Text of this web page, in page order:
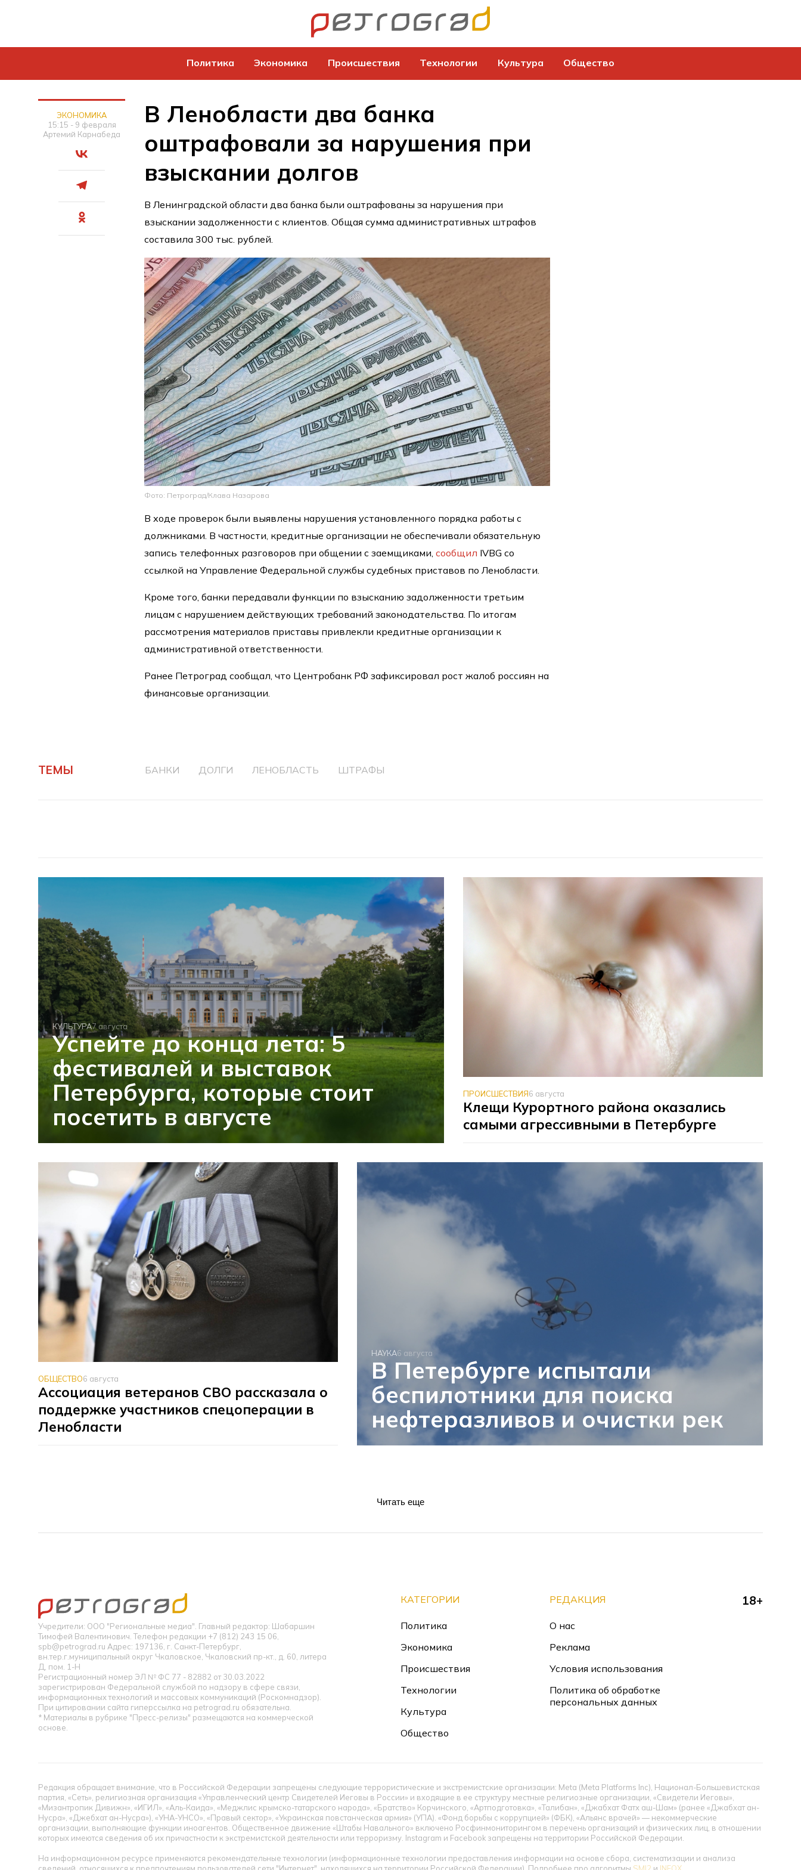
Политика Экономика Происшествия Технологии Культура Общество
ЭКОНОМИКА
15:15 - 9 февраля
Артемий Карнабеда
В Ленобласти два банка
оштрафовали за нарушения при
взыскании долгов
В Ленинградской области два банка были оштрафованы за нарушения при
взыскании задолженности с клиентов. Общая сумма административных штрафов
составила 300 тыс. рублей.
Фото: Петроград/Клава Назарова
В ходе проверок были выявлены нарушения установленного порядка работы с
должниками. В частности, кредитные организации не обеспечивали обязательную
запись телефонных разговоров при общении с заемщиками,сообщил IVBG со
ссылкой на Управление Федеральной службы судебных приставов по Ленобласти.
Кроме того, банки передавали функции по взысканию задолженности третьим
лицам с нарушением действующих требований законодательства. По итогам
рассмотрения материалов приставы привлекли кредитные организации к
административной ответственности.
Ранее Петроград сообщал, что Центробанк РФ зафиксировал рост жалоб россиян на
финансовые организации.
ТЕМЫ БАНКИ ДОЛГИ ЛЕНОБЛАСТЬ ШТРАФЫ
КУЛЬТУРА7 августа
Успейте до конца лета: 5
фестивалей и выставок
Петербурга, которые стоит
посетить в августе
ПРОИСШЕСТВИЯ6 августа
Клещи Курортного района оказались
самыми агрессивными в Петербурге
ОБЩЕСТВО6 августа
Ассоциация ветеранов СВО рассказала о
поддержке участников спецоперации в
Ленобласти
НАУКА6 августа
В Петербурге испытали
беспилотники для поиска
нефтеразливов и очистки рек
Читать еще
Учредители: ООО "Региональные медиа". Главный редактор: Шабаршин
Тимофей Валентинович. Телефон редакции +7 (812) 243 15 06,
spb@petrograd.ru Адрес: 197136, г. Санкт-Петербург,
вн.тер.г.муниципальный округ Чкаловское, Чкаловский пр-кт., д. 60, литера
Д, пом. 1-Н
Регистрационный номер ЭЛ № ФС 77 - 82882 от 30.03.2022
зарегистрирован Федеральной службой по надзору в сфере связи,
информационных технологий и массовых коммуникаций (Роскомнадзор).
При цитировании сайта гиперссылка на petrograd.ru обязательна.
* Материалы в рубрике "Пресс-релизы" размещаются на коммерческой
основе.
КАТЕГОРИИ
Политика
Экономика
Происшествия
Технологии
Культура
Общество
РЕДАКЦИЯ
О нас
Реклама
Условия использования
Политика об обработке
персональных данных
18+
Редакция обращает внимание, что в Российской Федерации запрещены следующие террористические и экстремистские организации: Meta (Meta Platforms Inc), Национал-Большевистская
партия, «Сеть», религиозная организация «Управленческий центр Свидетелей Иеговы в России» и входящие в ее структуру местные религиозные организации, «Свидетели Иеговы»,
«Мизантропик Дивижн», «ИГИЛ», «Аль-Каида», «Меджлис крымско-татарского народа», «Братство» Корчинского, «Артподготовка», «Талибан», «Джабхат Фатх аш-Шам» (ранее «Джабхат ан-
Нусра», «Джебхат ан-Нусра»), «УНА-УНСО», «Правый сектор», «Украинская повстанческая армия» (УПА). «Фонд борьбы с коррупцией» (ФБК), «Альянс врачей» — некоммерческие
организации, выполняющие функции иноагентов. Общественное движение «Штабы Навального» включено Росфинмониторингом в перечень организаций и физических лиц, в отношении
которых имеются сведения об их причастности к экстремистской деятельности или терроризму. Instagram и Facebook запрещены на территории Российской Федерации.
На информационном ресурсе применяются рекомендательные технологии (информационные технологии предоставления информации на основе сбора, систематизации и анализа
сведений, относящихся к предпочтениям пользователей сети "Интернет", находящихся на территории Российской Федерации). Подробнее про алгоритмы SMI2 и INFOX